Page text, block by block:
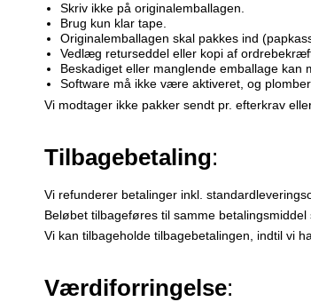
Skriv ikke på originalemballagen.
Brug kun klar tape.
Originalemballagen skal pakkes ind
Vedlæg returseddel eller kopi af
Beskadiget eller manglende emballage
Software må ikke være aktiveret, og
Vi modtager ikke pakker sendt pr. efterkrav
Tilbagebetaling:
Vi refunderer betalinger inkl.
Beløbet tilbageføres til samme betalingsmiddel
Vi kan tilbageholde tilbagebetalingen, indtil vi
Værdiforringelse: